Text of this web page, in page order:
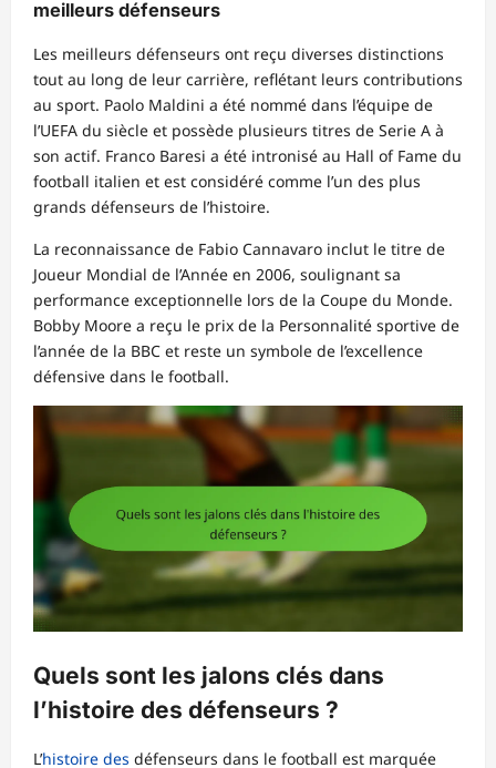
meilleurs défenseurs
Les meilleurs défenseurs ont reçu diverses distinctions
tout au long de leur carrière, reflétant leurs contributions
au sport. Paolo Maldini a été nommé dans l’équipe de
l’UEFA du siècle et possède plusieurs titres de Serie A à
son actif. Franco Baresi a été intronisé au Hall of Fame du
football italien et est considéré comme l’un des plus
grands défenseurs de l’histoire.
La reconnaissance de Fabio Cannavaro inclut le titre de
Joueur Mondial de l’Année en 2006, soulignant sa
performance exceptionnelle lors de la Coupe du Monde.
Bobby Moore a reçu le prix de la Personnalité sportive de
l’année de la BBC et reste un symbole de l’excellence
défensive dans le football.
Quels sont les jalons clés dans
l’histoire des défenseurs ?
L’histoire des défenseurs dans le football est marquée